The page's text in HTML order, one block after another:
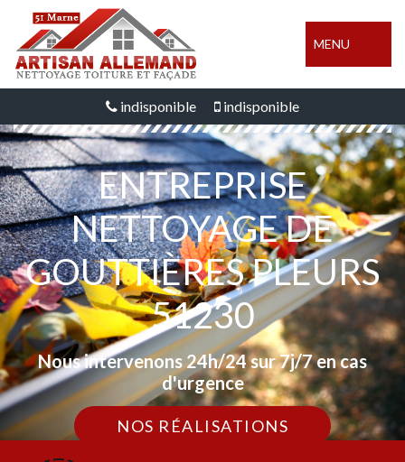
MENU
indisponible indisponible
ENTREPRISE
NETTOYAGE DE
GOUTTIÈRES PLEURS
51230
Nous intervenons 24h/24 sur 7j/7 en cas
d'urgence
NOS RÉALISATIONS